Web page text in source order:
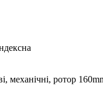
механічні, ротор